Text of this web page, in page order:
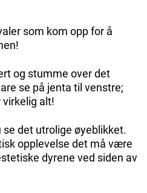
som kom opp for å
og stumme over det
se på jenta til venstre;
virkelig alt!
det utrolige øyeblikket.
opplevelse det må være
dyrene ved siden av